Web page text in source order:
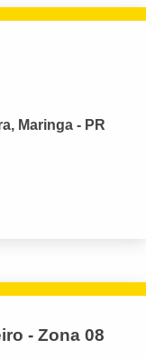
Maringa - PR
- Zona 08